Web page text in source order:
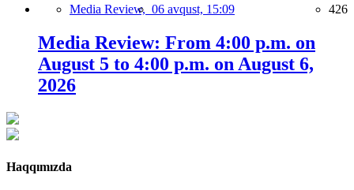
Media Review, 06 avqust, 15:09 426
Media Review: From 4:00 p.m. on
August 5 to 4:00 p.m. on August 6,
2026
Haqqımızda